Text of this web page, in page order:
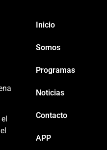
Inicio
Somos
Programas
Noticias
Contacto
APP